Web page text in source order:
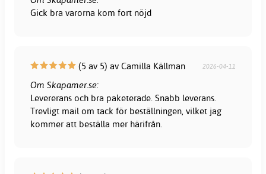
Gick bra varorna kom fort nöjd
(5 av 5) av Camilla Källman 2026-04-11
Om Skapamer.se:
Levererans och bra paketerade. Snabb leverans.
Trevligt mail om tack för beställningen, vilket jag
kommer att beställa mer härifrån.